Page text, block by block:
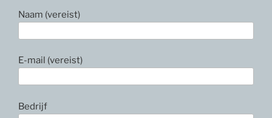
Naam (vereist)
E-mail (vereist)
Bedrijf